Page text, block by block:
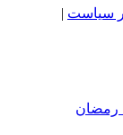
سیاست |